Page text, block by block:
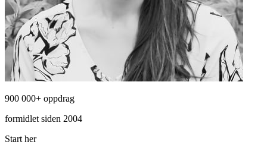
900 000+ oppdrag
formidlet siden 2004
Start her